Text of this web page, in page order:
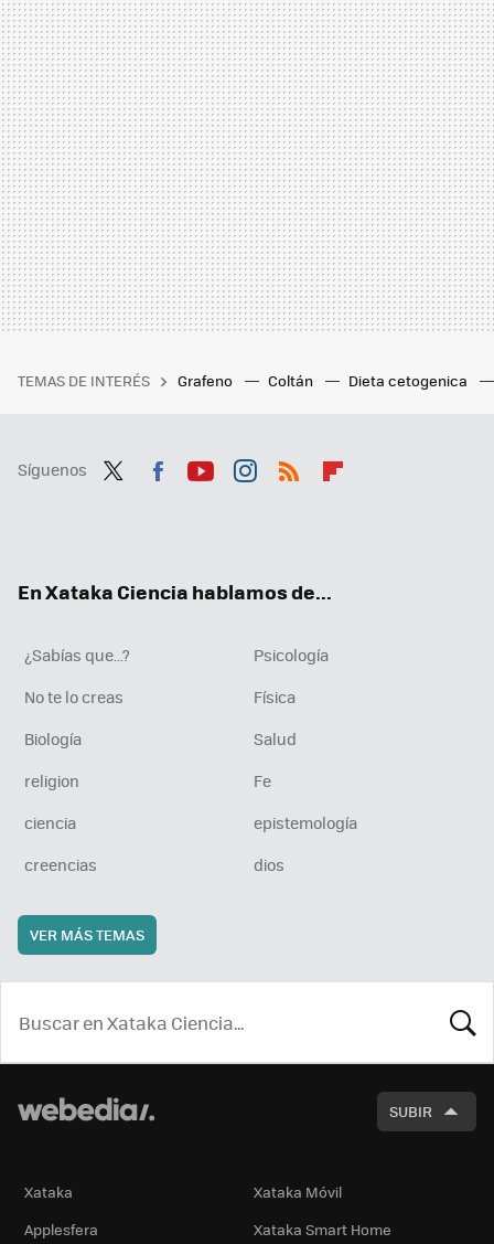
TEMAS DE INTERÉS Grafeno Coltán Dieta cetogenica
Síguenos
En Xataka Ciencia hablamos de...
¿Sabías que...?
Psicología
No te lo creas
Física
Biología
Salud
religion
Fe
ciencia
epistemología
creencias
dios
VER MÁS TEMAS
SUBIR
Xataka
Xataka Móvil
Applesfera
Xataka Smart Home